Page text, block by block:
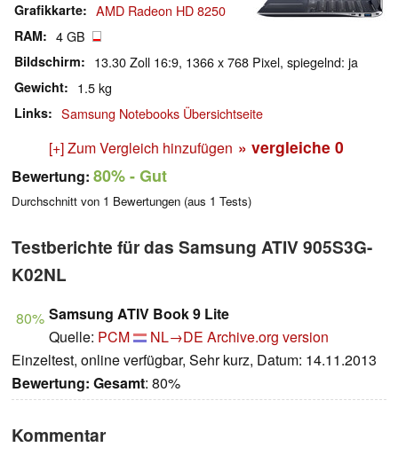
Grafikkarte AMD Radeon HD 8250
RAM 4 GB
Bildschirm 13.30 Zoll 16:9, 1366 x 768 Pixel, spiegelnd: ja
Gewicht 1.5 kg
Links Samsung Notebooks Übersichtseite
[+] Zum Vergleich hinzufügen » vergleiche 0
Bewertung: 80%- Gut
Durchschnitt von 1 Bewertungen (aus 1 Tests)
Testberichte für das Samsung ATIV 905S3G-
K02NL
80% Samsung ATIV Book 9 Lite
Quelle: PCM NL→DE Archive.org version
Einzeltest, online verfügbar, Sehr kurz, Datum: 14.11.2013
Bewertung: Gesamt: 80%
Kommentar